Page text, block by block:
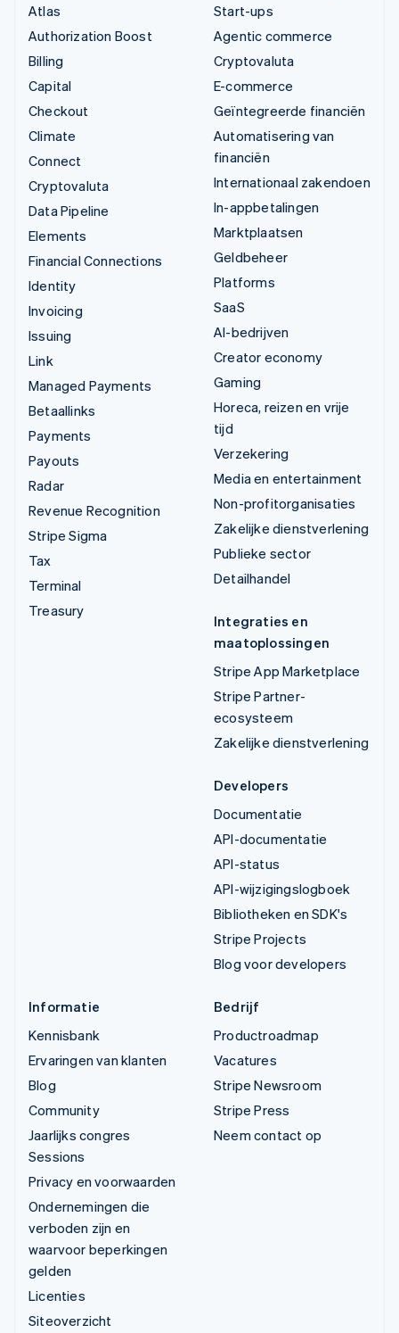
Atlas
Authorization Boost
Billing
Capital
Checkout
Climate
Connect
Cryptovaluta
Data Pipeline
Elements
Financial Connections
Identity
Invoicing
Issuing
Link
Managed Payments
Betaallinks
Payments
Payouts
Radar
Revenue Recognition
Stripe Sigma
Tax
Terminal
Treasury
Start-ups
Agentic commerce
Cryptovaluta
E-commerce
Geïntegreerde financiën
Automatisering van
financiën
Internationaal zakendoen
In-appbetalingen
Marktplaatsen
Geldbeheer
Platforms
SaaS
AI-bedrijven
Creator economy
Gaming
Horeca, reizen en vrije
tijd
Verzekering
Media en entertainment
Non-profitorganisaties
Zakelijke dienstverlening
Publieke sector
Detailhandel
Integraties en
maatoplossingen
Stripe App Marketplace
Stripe Partner-
ecosysteem
Zakelijke dienstverlening
Developers
Documentatie
API-documentatie
API-status
API-wijzigingslogboek
Bibliotheken en SDK's
Stripe Projects
Blog voor developers
Informatie
Kennisbank
Ervaringen van klanten
Blog
Community
Jaarlijks congres
Sessions
Privacy en voorwaarden
Ondernemingen die
verboden zijn en
waarvoor beperkingen
gelden
Licenties
Siteoverzicht
Bedrijf
Productroadmap
Vacatures
Stripe Newsroom
Stripe Press
Neem contact op